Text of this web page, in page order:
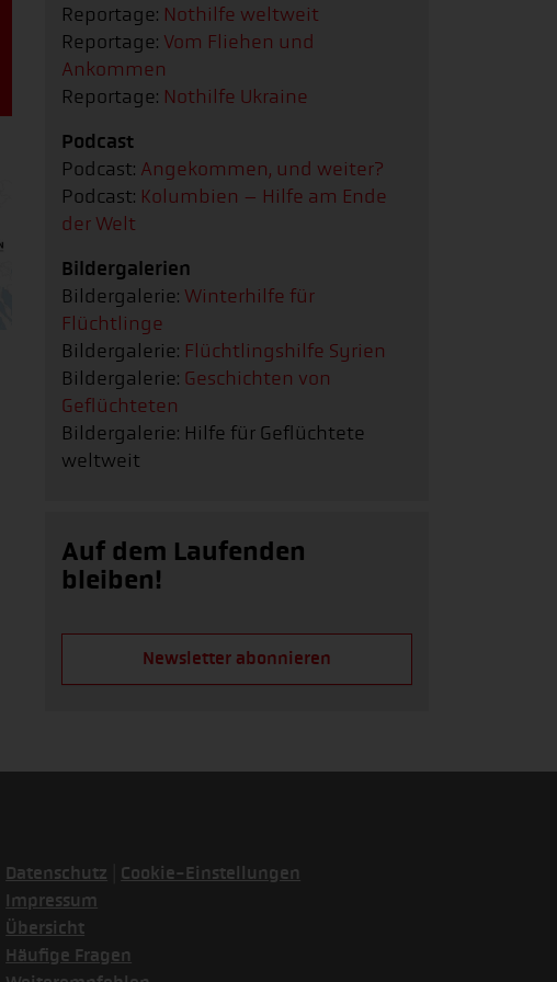
Reportage: Nothilfe weltweit
Reportage: Vom Fliehen und
Ankommen
Reportage: Nothilfe Ukraine
Podcast
Podcast: Angekommen, und weiter?
Podcast: Kolumbien – Hilfe am Ende
der Welt
Bildergalerien
Bildergalerie: Winterhilfe für
Flüchtlinge
Bildergalerie: Flüchtlingshilfe Syrien
Bildergalerie: Geschichten von
Geflüchteten
Bildergalerie: Hilfe für Geflüchtete
weltweit
Auf dem Laufenden
bleiben!
Newsletter abonnieren
Datenschutz
Cookie-Einstellungen
Impressum
Übersicht
Häufige Fragen